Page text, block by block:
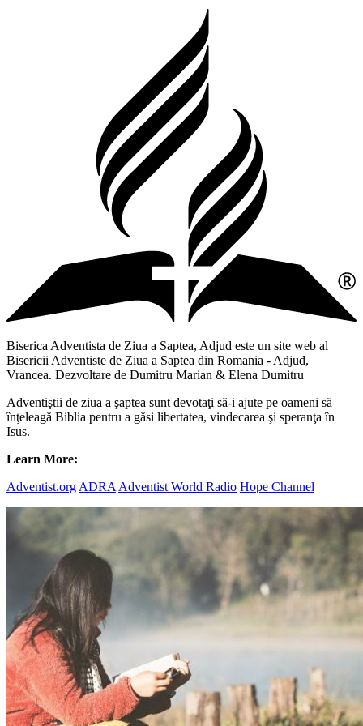
Biserica Adventista de Ziua a Saptea, Adjud este un site web al
Bisericii Adventiste de Ziua a Saptea din Romania - Adjud,
Vrancea. Dezvoltare de Dumitru Marian & Elena Dumitru
Adventiştii de ziua a şaptea sunt devotaţi să-i ajute pe oameni să
înţeleagă Biblia pentru a găsi libertatea, vindecarea şi speranţa în
Isus.
Learn More:
Adventist.org ADRA Adventist World Radio Hope Channel